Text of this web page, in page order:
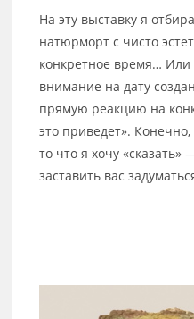
На эту выставку я
натюрморт с чисто
конкретное время… Или
внимание на дату
прямую реакцию на
это приведет».
то что я хочу
заставить вас